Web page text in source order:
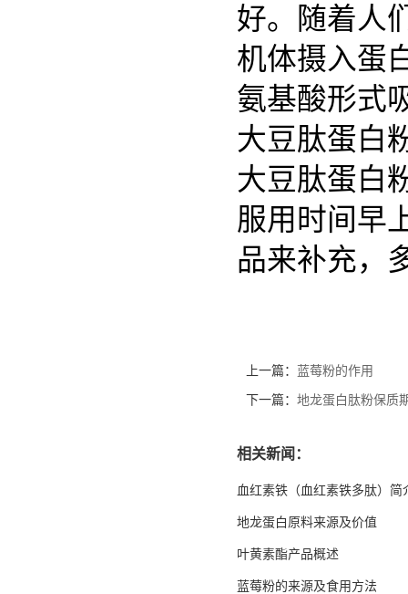
好。随着人
机体摄入蛋
氨基酸形式
大豆肽蛋白
大豆肽蛋白
服用时间早
品来补充，
上一篇： 蓝莓粉的作用
下一篇： 地龙蛋白肽粉保质
相关新闻：
血红素铁（血红素铁多肽）简
地龙蛋白原料来源及价值
叶黄素酯产品概述
蓝莓粉的来源及食用方法